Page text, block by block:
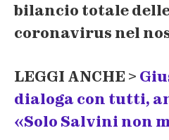
bilancio totale
coronavirus nel
LEGGI ANCHE >
dialoga con tutti,
«Solo Salvini non